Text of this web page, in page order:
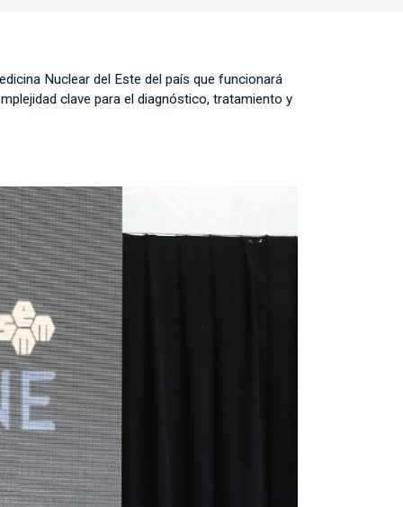
Nuclear del Este del país que funcionará
clave para el diagnóstico, tratamiento y